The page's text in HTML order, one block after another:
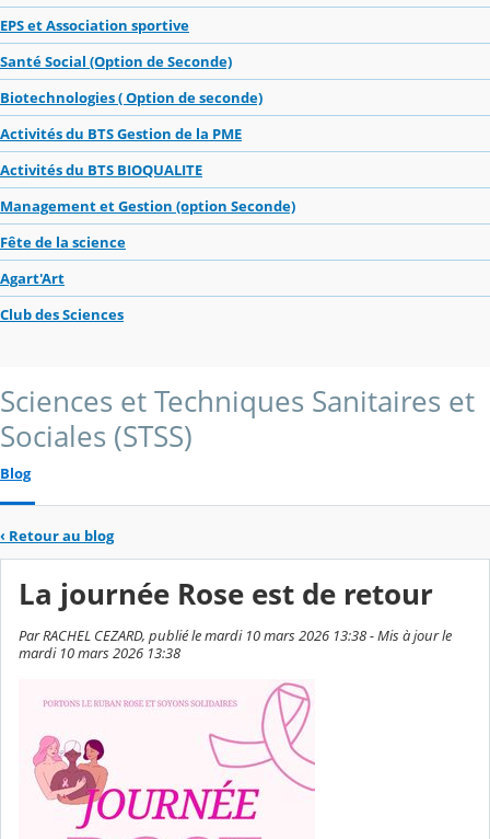
EPS et Association sportive
Santé Social (Option de Seconde)
Biotechnologies ( Option de seconde)
Activités du BTS Gestion de la PME
Activités du BTS BIOQUALITE
Management et Gestion (option Seconde)
Fête de la science
Agart'Art
Club des Sciences
Sciences et Techniques Sanitaires et
Sociales (STSS)
Blog
‹ Retour au blog
La journée Rose est de retour
Par RACHEL CEZARD, publié le mardi 10 mars 2026 13:38 - Mis à jour le
mardi 10 mars 2026 13:38